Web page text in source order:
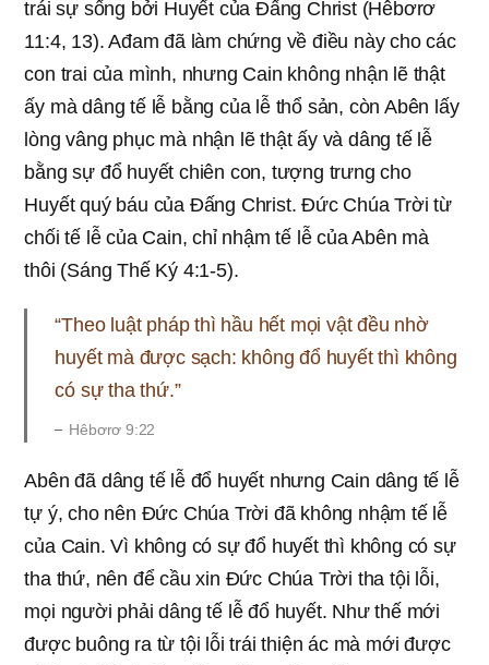
trái sự sống bởi Huyết của Đấng Christ (Hêbơrơ
11:4, 13). Ađam đã làm chứng về điều này cho các
con trai của mình, nhưng Cain không nhận lẽ thật
ấy mà dâng tế lễ bằng của lễ thổ sản, còn Abên lấy
lòng vâng phục mà nhận lẽ thật ấy và dâng tế lễ
bằng sự đổ huyết chiên con, tượng trưng cho
Huyết quý báu của Đấng Christ. Đức Chúa Trời từ
chối tế lễ của Cain, chỉ nhậm tế lễ của Abên mà
thôi (Sáng Thế Ký 4:1-5).
“Theo luật pháp thì hầu hết mọi vật đều nhờ
huyết mà được sạch: không đổ huyết thì không
có sự tha thứ.”
Hêbơrơ 9:22
Abên đã dâng tế lễ đổ huyết nhưng Cain dâng tế lễ
tự ý, cho nên Đức Chúa Trời đã không nhậm tế lễ
của Cain. Vì không có sự đổ huyết thì không có sự
tha thứ, nên để cầu xin Đức Chúa Trời tha tội lỗi,
mọi người phải dâng tế lễ đổ huyết. Như thế mới
được buông ra từ tội lỗi trái thiện ác mà mới được